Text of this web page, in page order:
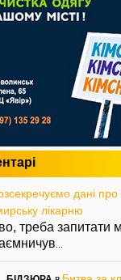
дані про
лікарню
треба запитати